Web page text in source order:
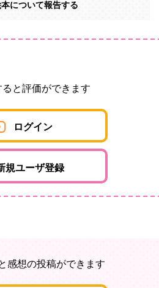
について報告する
ると評価ができます
ログイン
規ユーザ登録
感想の投稿ができます